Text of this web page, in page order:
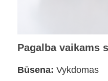
Pagalba vaikams
Būsena: Vykdomas